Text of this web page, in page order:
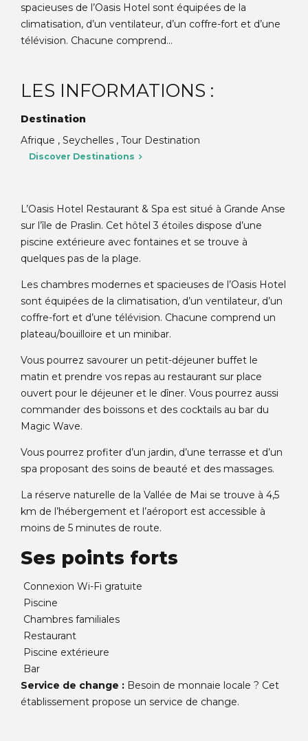
spacieuses de l’Oasis Hotel sont équipées de la
climatisation, d’un ventilateur, d’un coffre-fort et d’une
télévision. Chacune comprend...
LES INFORMATIONS :
Destination
Afrique , Seychelles , Tour Destination
Discover Destinations
L’Oasis Hotel Restaurant & Spa est situé à Grande Anse
sur l’île de Praslin. Cet hôtel 3 étoiles dispose d’une
piscine extérieure avec fontaines et se trouve à
quelques pas de la plage.
Les chambres modernes et spacieuses de l’Oasis Hotel
sont équipées de la climatisation, d’un ventilateur, d’un
coffre-fort et d’une télévision. Chacune comprend un
plateau/bouilloire et un minibar.
Vous pourrez savourer un petit-déjeuner buffet le
matin et prendre vos repas au restaurant sur place
ouvert pour le déjeuner et le dîner. Vous pourrez aussi
commander des boissons et des cocktails au bar du
Magic Wave.
Vous pourrez profiter d’un jardin, d’une terrasse et d’un
spa proposant des soins de beauté et des massages.
La réserve naturelle de la Vallée de Mai se trouve à 4,5
km de l’hébergement et l’aéroport est accessible à
moins de 5 minutes de route.
Ses points forts
Connexion Wi-Fi gratuite
Piscine
Chambres familiales
Restaurant
Piscine extérieure
Bar
Service de change : Besoin de monnaie locale ? Cet
établissement propose un service de change.